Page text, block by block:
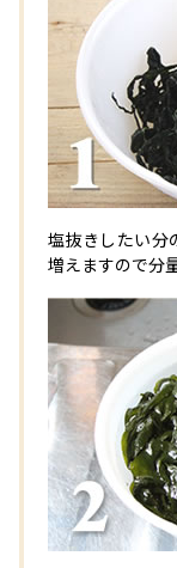
塩抜きしたい分
増えますので分